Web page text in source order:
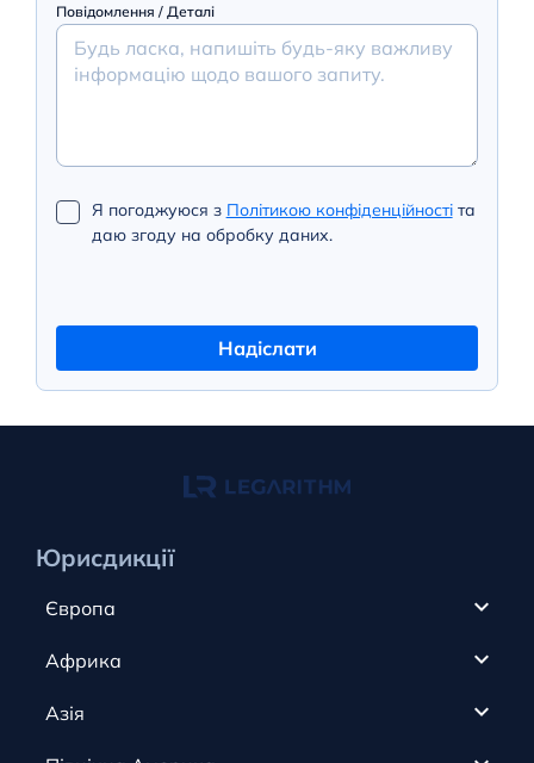
Повідомлення / Деталі
Я погоджуюся з Політикою конфіденційностіта
даю згоду на обробку даних.
Надіслати
Юрисдикції
Європа
Кіпр
Африка
Канада
Азія